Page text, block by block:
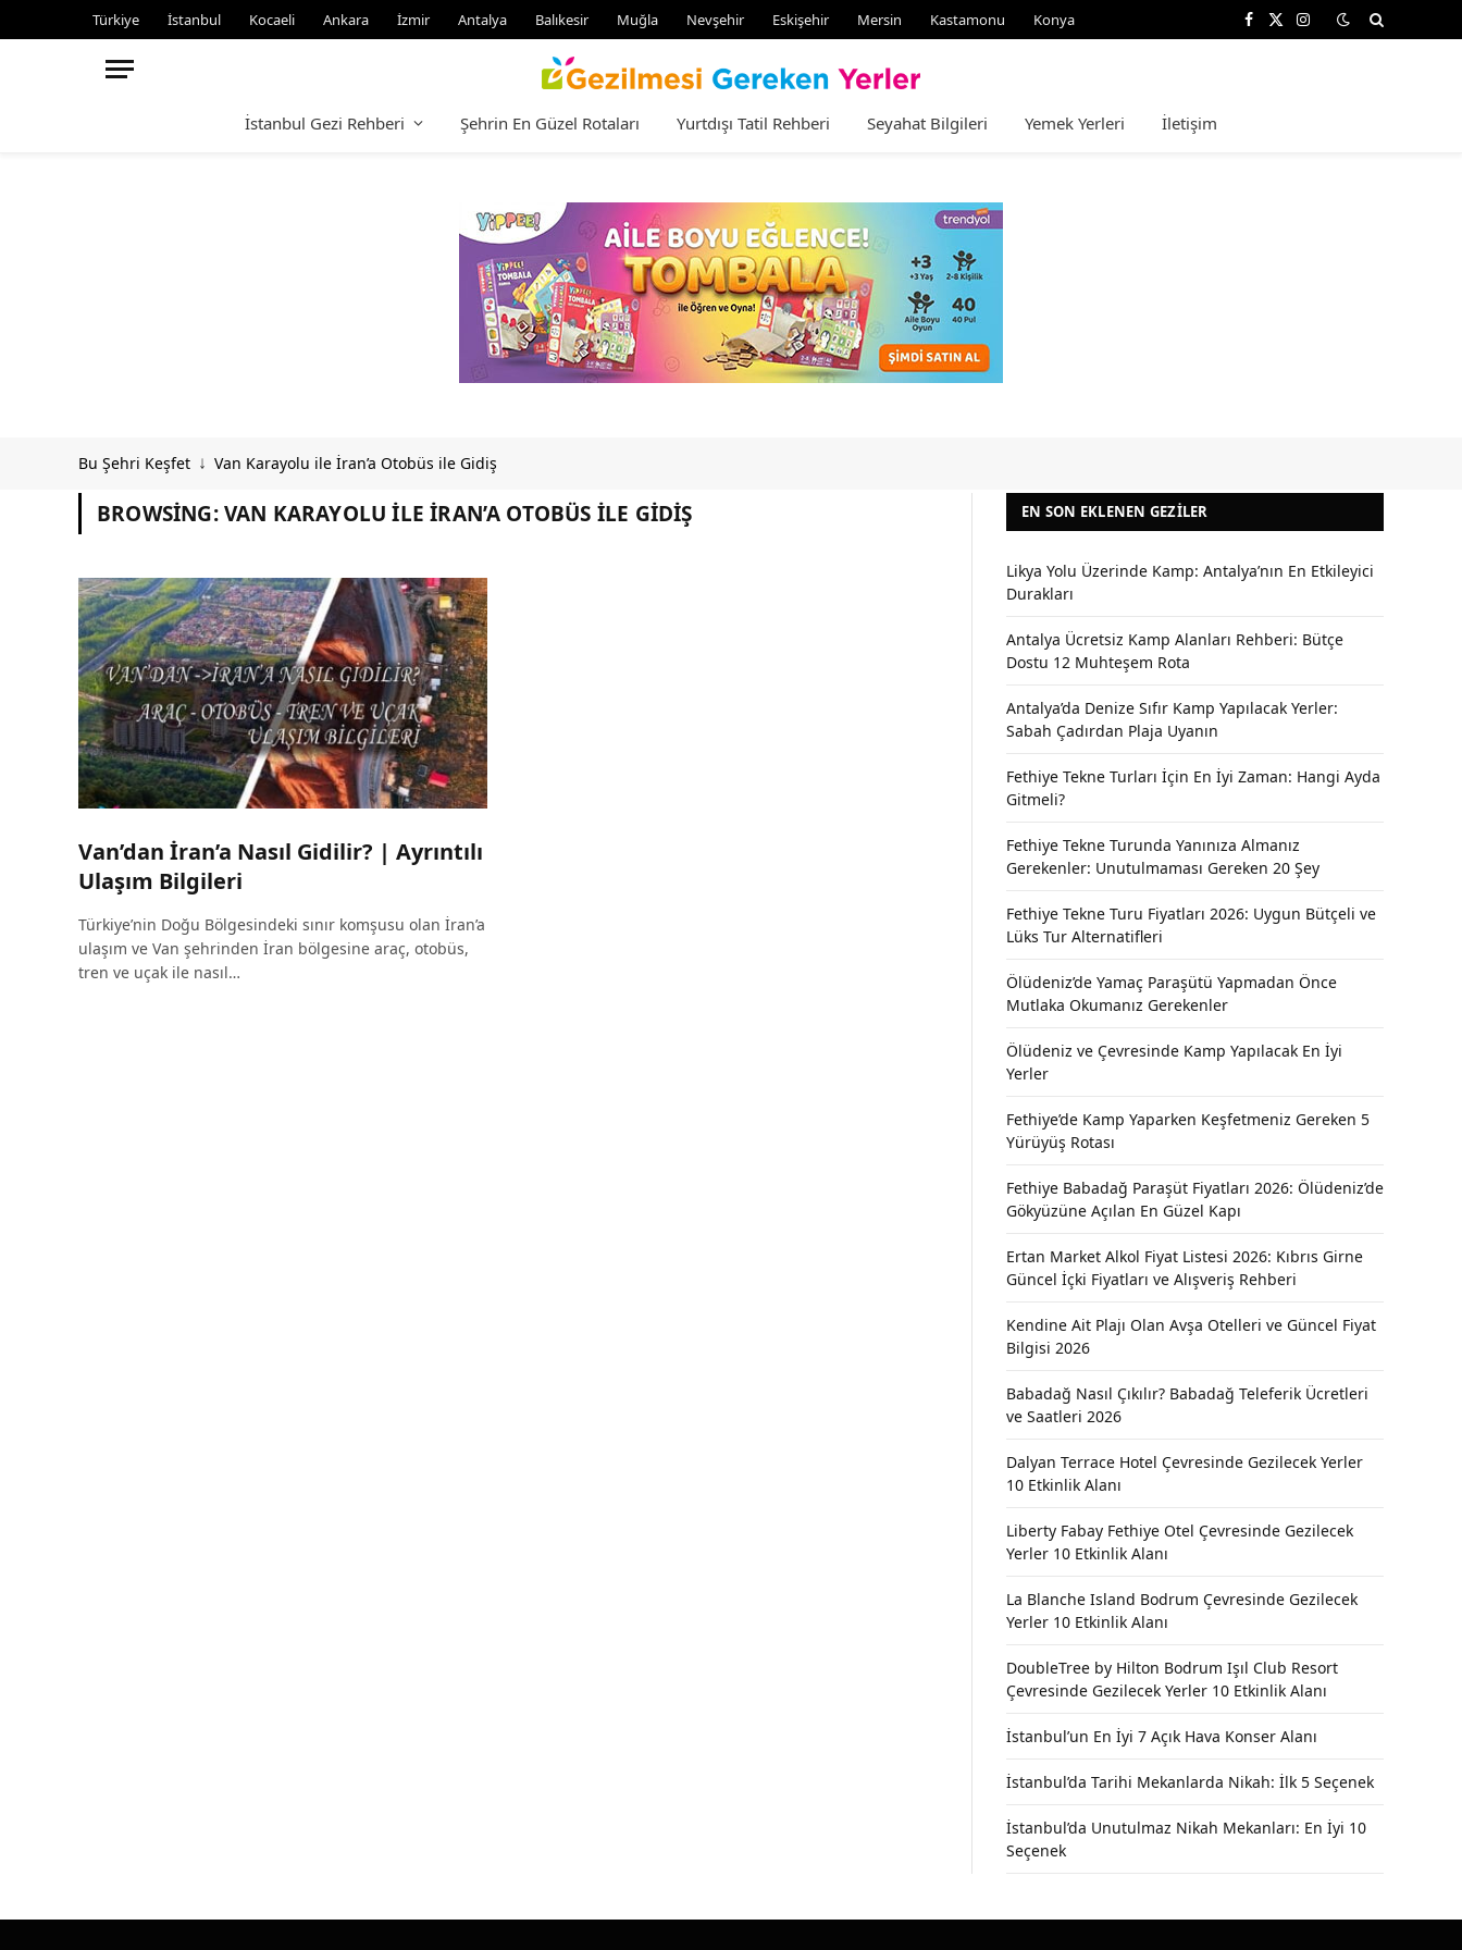
Türkiye İstanbul Kocaeli Ankara İzmir Antalya Balıkesir Muğla Nevşehir Eskişehir Mersin Kastamonu Konya Facebook
X
Instagram
İstanbul Gezi Rehberi Şehrin En Güzel Rotaları Yurtdışı Tatil Rehberi Seyahat Bilgileri Yemek Yerleri İletişim
Bu Şehri Keşfet ↓ Van Karayolu ile İran’a Otobüs ile Gidiş
BROWSING:VAN KARAYOLU ILE İRAN’A OTOBÜS ILE GIDIŞ
Van’dan İran’a Nasıl Gidilir? | Ayrıntılı
Ulaşım Bilgileri
Türkiye’nin Doğu Bölgesindeki sınır komşusu olan İran’a
ulaşım ve Van şehrinden İran bölgesine araç, otobüs,
tren ve uçak ile nasıl…
EN SON EKLENEN GEZILER
Likya Yolu Üzerinde Kamp: Antalya’nın En Etkileyici
Durakları
Antalya Ücretsiz Kamp Alanları Rehberi: Bütçe
Dostu 12 Muhteşem Rota
Antalya’da Denize Sıfır Kamp Yapılacak Yerler:
Sabah Çadırdan Plaja Uyanın
Fethiye Tekne Turları İçin En İyi Zaman: Hangi Ayda
Gitmeli?
Fethiye Tekne Turunda Yanınıza Almanız
Gerekenler: Unutulmaması Gereken 20 Şey
Fethiye Tekne Turu Fiyatları 2026: Uygun Bütçeli ve
Lüks Tur Alternatifleri
Ölüdeniz’de Yamaç Paraşütü Yapmadan Önce
Mutlaka Okumanız Gerekenler
Ölüdeniz ve Çevresinde Kamp Yapılacak En İyi
Yerler
Fethiye’de Kamp Yaparken Keşfetmeniz Gereken 5
Yürüyüş Rotası
Fethiye Babadağ Paraşüt Fiyatları 2026: Ölüdeniz’de
Gökyüzüne Açılan En Güzel Kapı
Ertan Market Alkol Fiyat Listesi 2026: Kıbrıs Girne
Güncel İçki Fiyatları ve Alışveriş Rehberi
Kendine Ait Plajı Olan Avşa Otelleri ve Güncel Fiyat
Bilgisi 2026
Babadağ Nasıl Çıkılır? Babadağ Teleferik Ücretleri
ve Saatleri 2026
Dalyan Terrace Hotel Çevresinde Gezilecek Yerler
10 Etkinlik Alanı
Liberty Fabay Fethiye Otel Çevresinde Gezilecek
Yerler 10 Etkinlik Alanı
La Blanche Island Bodrum Çevresinde Gezilecek
Yerler 10 Etkinlik Alanı
DoubleTree by Hilton Bodrum Işıl Club Resort
Çevresinde Gezilecek Yerler 10 Etkinlik Alanı
İstanbul’un En İyi 7 Açık Hava Konser Alanı
İstanbul’da Tarihi Mekanlarda Nikah: İlk 5 Seçenek
İstanbul’da Unutulmaz Nikah Mekanları: En İyi 10
Seçenek